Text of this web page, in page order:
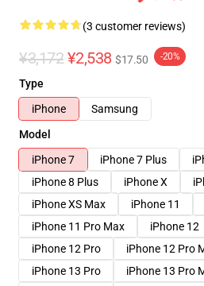
(3 customer reviews)
¥3,172 ¥2,538 $17.50 -20%
Type
iPhone
Samsung
Model
iPhone 7
iPhone 7 Plus
iPhone 8 Plus
iPhone X
iPhone XS Max
iPhone 11
iPhone 11 Pro Max
iPhone 12
iPhone 12 Pro
iPhone 12 Pro
iPhone 13 Pro
iPhone 13 Pro